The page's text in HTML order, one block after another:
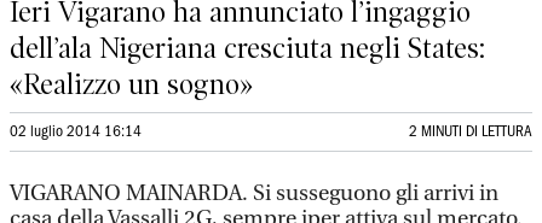
Ieri Vigarano ha annunciato l’ingaggio
dell’ala Nigeriana cresciuta negli States:
«Realizzo un sogno»
02 luglio 2014 16:14 2 MINUTI DI LETTURA
VIGARANO MAINARDA. Si susseguono gli arrivi in